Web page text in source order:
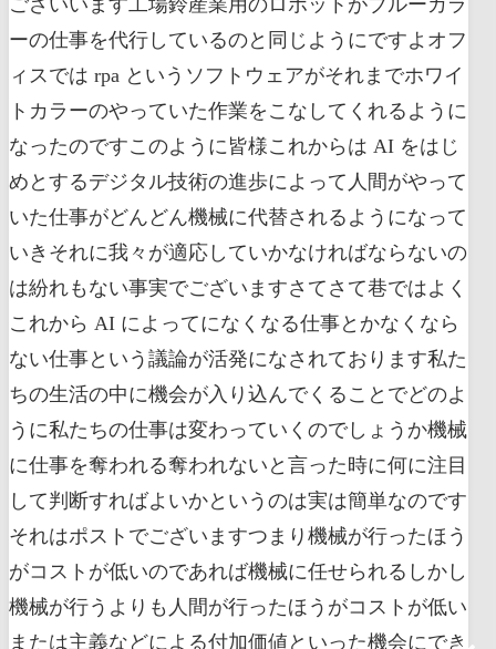
ーの仕事を代行しているのと同じようにですよオフ
ィスでは rpa というソフトウェアがそれまでホワイ
トカラーのやっていた作業をこなしてくれるように
なったのですこのように皆様これからは AI をはじ
めとするデジタル技術の進歩によって人間がやって
いた仕事がどんどん機械に代替されるようになって
いきそれに我々が適応していかなければならないの
は紛れもない事実でございますさてさて巷ではよく
これから AI によってになくなる仕事とかなくなら
ない仕事という議論が活発になされております私た
ちの生活の中に機会が入り込んでくることでどのよ
うに私たちの仕事は変わっていくのでしょうか機械
に仕事を奪われる奪われないと言った時に何に注目
して判断すればよいかというのは実は簡単なのです
それはポストでございますつまり機械が行ったほう
がコストが低いのであれば機械に任せられるしかし
機械が行うよりも人間が行ったほうがコストが低い
または主義などによる付加価値といった機会にでき